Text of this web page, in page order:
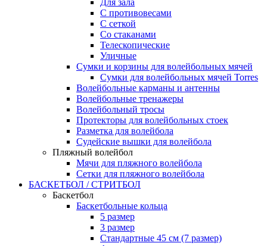
Для зала
С противовесами
С сеткой
Со стаканами
Телескопические
Уличные
Сумки и корзины для волейбольных мячей
Сумки для волейбольных мячей Torres
Волейбольные карманы и антенны
Волейбольные тренажеры
Волейбольный тросы
Протекторы для волейбольных стоек
Разметка для волейбола
Судейские вышки для волейбола
Пляжный волейбол
Мячи для пляжного волейбола
Сетки для пляжного волейбола
БАСКЕТБОЛ / СТРИТБОЛ
Баскетбол
Баскетбольные кольца
5 размер
3 размер
Стандартные 45 см (7 размер)